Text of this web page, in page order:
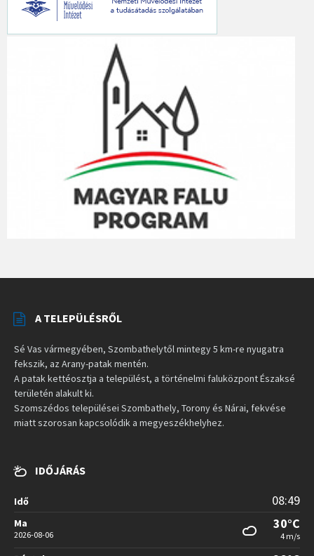
A TELEPÜLÉSRŐL
Sé Vas vármegyében, Szombathelytől mintegy 5 km-re nyugatra
fekszik, az Arany-patak mentén.
A patak kettéosztja a települést, a történelmi faluközpont Északsé
területén alakult ki.
Szomszédos települései Szombathely, Torony és Nárai, fekvése
miatt szorosan kapcsolódik a megyeszékhelyhez.
IDŐJÁRÁS
Idő 08:49
Ma
2026-08-06
30°C
4 m/s